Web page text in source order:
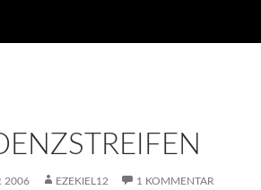
2006 EZEKIEL12 1 KOMMENTAR